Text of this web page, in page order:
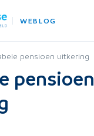
WEBLOG
pensioen uitkering
pensioen